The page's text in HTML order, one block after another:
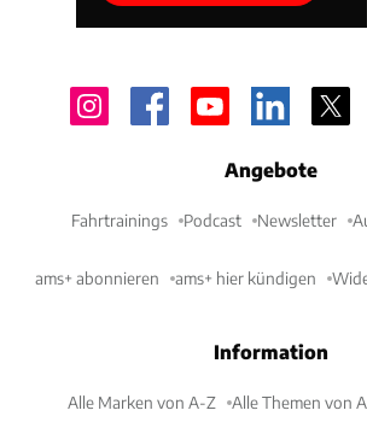
Angebote
Fahrtrainings Podcast Newsletter
ams+ abonnieren ams+ hier kündigen
Information
Alle Marken von A-Z Alle Themen von